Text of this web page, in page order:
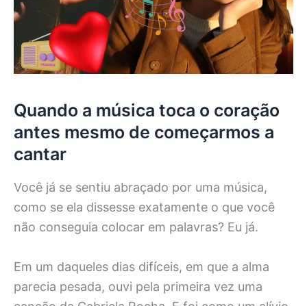
Quando a música toca o coração
antes mesmo de começarmos a
cantar
Você já se sentiu abraçado por uma música,
como se ela dissesse exatamente o que você
não conseguia colocar em palavras? Eu já.
Em um daqueles dias difíceis, em que a alma
parecia pesada, ouvi pela primeira vez uma